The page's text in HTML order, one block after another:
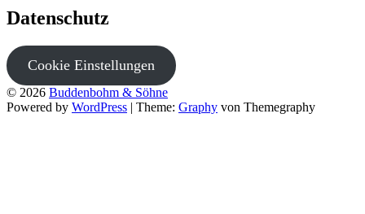
Datenschutz
Cookie Einstellungen
© 2026 Buddenbohm & Söhne
Powered by WordPress | Theme: Graphy von Themegraphy